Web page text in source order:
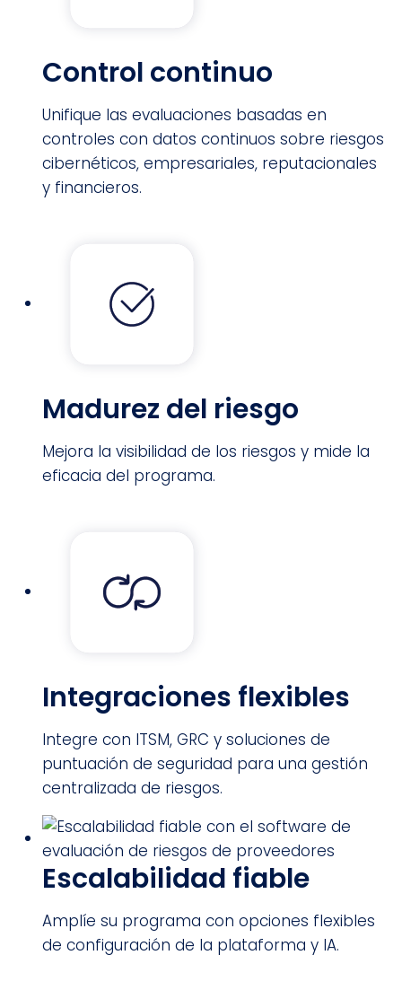
Control continuo
Unifique las evaluaciones basadas en
controles con datos continuos sobre riesgos
cibernéticos, empresariales, reputacionales
y financieros.
Madurez del riesgo
Mejora la visibilidad de los riesgos y mide la
eficacia del programa.
Integraciones flexibles
Integre con ITSM, GRC y soluciones de
puntuación de seguridad para una gestión
centralizada de riesgos.
Escalabilidad fiable
Amplíe su programa con opciones flexibles
de configuración de la plataforma y IA.